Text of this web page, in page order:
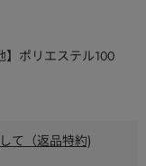
】ポリエステル100
て（返品特約)